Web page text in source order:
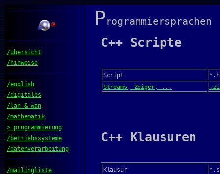
/übersicht
/hinweise
/english
/digitales
/lan & wan
/mathematik
> programmierung
/betriebssysteme
/datenverarbeitung
/mailingliste
Programmiersprachen
C++ Scripte
Script
Streams, Zeiger, ...
C++ Klausuren
Klausur